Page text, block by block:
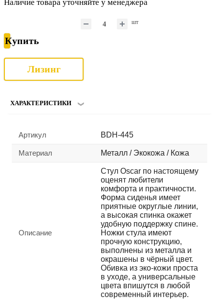
Наличие товара уточняйте у менеджера
шт
Купить
Лизинг
ХАРАКТЕРИСТИКИ
Артикул BDH-445
Материал Металл / Экокожа / Кожа
Описание
Стул Oscar по настоящему
оценят любители
комфорта и практичности.
Форма сиденья имеет
приятные округлые линии,
а высокая спинка окажет
удобную поддержку спине.
Ножки стула имеют
прочную конструкцию,
выполнены из металла и
окрашены в чёрный цвет.
Обивка из эко-кожи проста
в уходе, а универсальные
цвета впишутся в любой
современный интерьер.